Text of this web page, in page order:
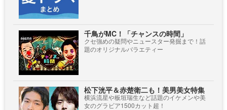
千鳥がMC！「チャンスの時間」
クセ強めの疑問やニュースター発掘まで！話
題のオリジナルバラエティー
松下洸平＆赤楚衛二も！美男美女特集
横浜流星や板垣瑞生など話題のイケメンや美
女のグラビア1500カット超！